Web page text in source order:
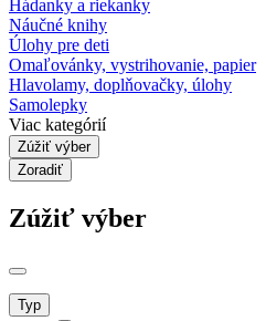
Hádanky a riekanky
Náučné knihy
Úlohy pre deti
Omaľovánky, vystrihovanie, papier
Hlavolamy, doplňovačky, úlohy
Samolepky
Viac kategórií
Zúžiť výber
Zoradiť
Zúžiť výber
Typ